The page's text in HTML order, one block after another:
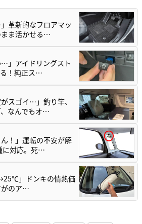
革新的なフロアマッ
まま活かせる…
…」アイドリングスト
！純正ス…
スゴイ…」釣り竿、
なんでもオ…
！」運転の不安が解
に対応。死…
」ドンキの情熱価
がのア…